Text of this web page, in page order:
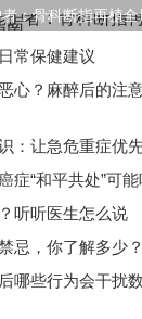
：骨科断指再植全
常保健建议
心？麻醉后的注
：让急危重症优
症“和平共处”可能
听听医生怎么说
忌，你了解多少？
哪些行为会干扰数